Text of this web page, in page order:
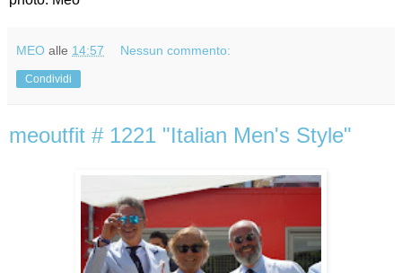
MEO alle 14:57 Nessun commento:
Condividi
meoutfit # 1221 "Italian Men's Style"